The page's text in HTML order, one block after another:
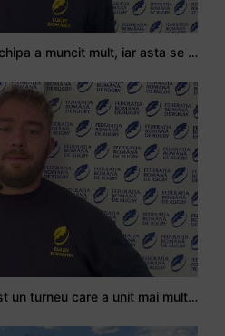
Stejarul Logan Weidner: Echipa a muncit mult, iar asta se va vedea în meciurile de la Nations Cup
Stejarul Iulian Hartig: A fost un turneu care a unit mai mult echipa